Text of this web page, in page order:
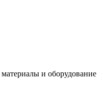
и оборудование